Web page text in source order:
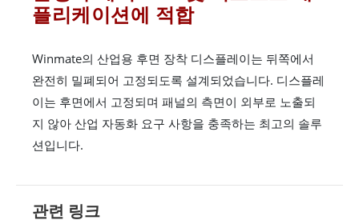
플리케이션에 적합
Winmate의 산업용 후면 장착 디스플레이는 뒤쪽에서
완전히 밀폐되어 고정되도록 설계되었습니다. 디스플레
이는 후면에서 고정되며 패널의 측면이 외부로 노출되
지 않아 산업 자동화 요구 사항을 충족하는 최고의 솔루
션입니다.
관련 링크